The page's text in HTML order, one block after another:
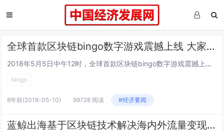
全球首款区块链bingo数字游戏震撼上线 大家一起来bingo!
2018年5月5日中午12时，全球首款区块链bingo数字游戏震撼上线!bingo是什么意思?它的英文含义是“猜中了” ，在宾果数字游戏中成功者以喊“bingo”表示取胜而得名。宾果游戏是一种非常古老传奇的数字游戏玩法，曾经风靡全球。区块链...
bingo
8年前(2018-05-10) 99728 阅读 #经济要闻
蓝鲸出海基于区块链技术解决海内外流量变现的难题